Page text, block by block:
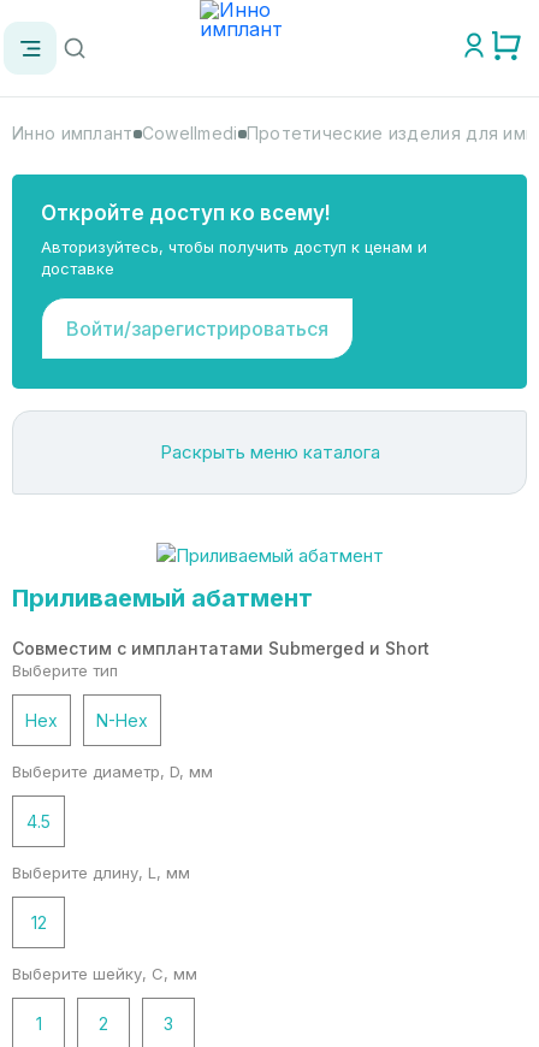
Инно имплант Cowellmedi Протетические изделия для
Откройте доступ ко всему!
Авторизуйтесь, чтобы получить доступ к ценам и
доставке
Войти/зарегистрироваться
Раскрыть меню каталога
Приливаемый абатмент
Совместим с имплантатами Submerged и Short
Выберите тип
Hex N-Hex
Выберите диаметр, D, мм
4.5
Выберите длину, L, мм
12
Выберите шейку, C, мм
1 2 3